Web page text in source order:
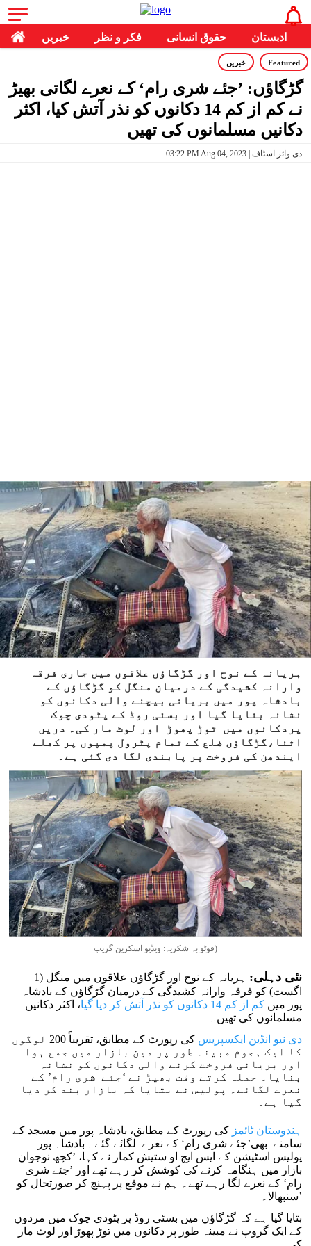
خبریں فکر و نظر حقوق انسانی ادبستان
Featured خبریں
گڑگاؤں: ’جئے شری رام‘ کے نعرے لگاتی بھیڑ
نے کم از کم 14 دکانوں کو نذر آتش کیا، اکثر
دکانیں مسلمانوں کی تھیں
03:22 PM Aug 04, 2023 | دی وائر اسٹاف
ہریانہ کے نوح اور گڑگاؤں علاقوں میں جاری فرقہ
وارانہ کشیدگی کے درمیان منگل کو گڑگاؤں کے
بادشاہ پور میں بریانی بیچنے والی دکانوں کو
نشانہ بنایا گیا اور بسئی روڈ کے پٹودی چوک
پردکانوں میں توڑ پھوڑ اور لوٹ مار کی۔ دریں
اثنا،گڑگاؤں ضلع کے تمام پٹرول پمپوں پر کھلے
ایندھن کی فروخت پر پابندی لگا دی گئی ہے۔
فوٹو بہ شکریہ: ویڈیو اسکرین گریب)
نئی دہلی:
ہریانہ کے نوح اور گڑگاؤں علاقوں میں منگل (1
اگست) کو فرقہ وارانہ کشیدگی کے درمیان گڑگاؤں کے بادشاہ
پور میںکم از کم 14 دکانوں کو نذر آتش کر دیا گیا
، اکثر دکانیں
مسلمانوں کی تھیں۔
دی نیو انڈین ایکسپریس
کی رپورٹ کے مطابق، تقریباً 200 لوگوں
کا ایک ہجوم مبینہ طور پر مین بازار میں جمع ہوا
اور بریانی فروخت کرنے والی دکانوں کو نشانہ
بنایا۔ حملہ کرتے وقت بھیڑ نے ‘جئے شری رام’ کے
نعرے لگائے۔ پولیس نے بتایا کہ بازار بند کر دیا
گیا ہے۔
ہندوستان ٹائمزکی رپورٹ کے مطابق، بادشاہ پور میں مسجد کے
سامنے بھی’جئے شری رام‘ کے نعرے لگائے گئے۔ بادشاہ پور
پولیس اسٹیشن کے ایس ایچ او ستیش کمار نے کہا، ’کچھ نوجوان
بازار میں ہنگامہ کرنے کی کوشش کر رہے تھے اور ’جئے شری
رام‘ کے نعرے لگا رہے تھے۔ ہم نے موقع پر پہنچ کر صورتحال کو
سنبھالا۔’
بتایا گیا ہے کہ گڑگاؤں میں بسئی روڈ پر پٹودی چوک میں مردوں
کے ایک گروپ نے مبینہ طور پر دکانوں میں توڑ پھوڑ اور لوٹ مار